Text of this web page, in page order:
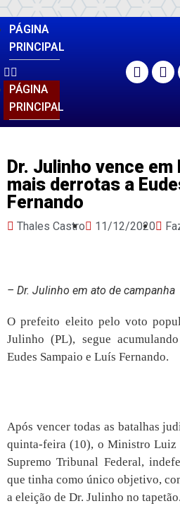
PÁGINA
PRINCIPAL
PÁGINA
PRINCIPAL
Dr. Julinho vence
mais derrotas a
Fernando
Thales Castro 11/12/2020
– Dr. Julinho em ato de campanha
O prefeito eleito pelo voto
Julinho (PL), segue
Eudes Sampaio e Luís Fernando.
Após vencer todas as batalhas
quinta-feira (10), o Ministro Luiz
Supremo Tribunal Federal,
que tinha como único objetivo,
a eleição de Dr. Julinho no tapetão.